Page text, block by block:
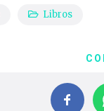
Libros